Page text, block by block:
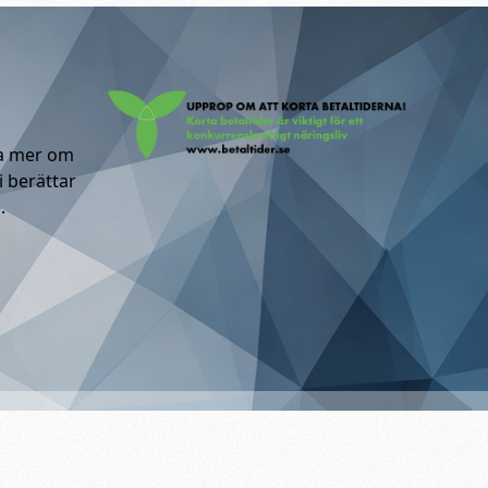
mer om
berättar